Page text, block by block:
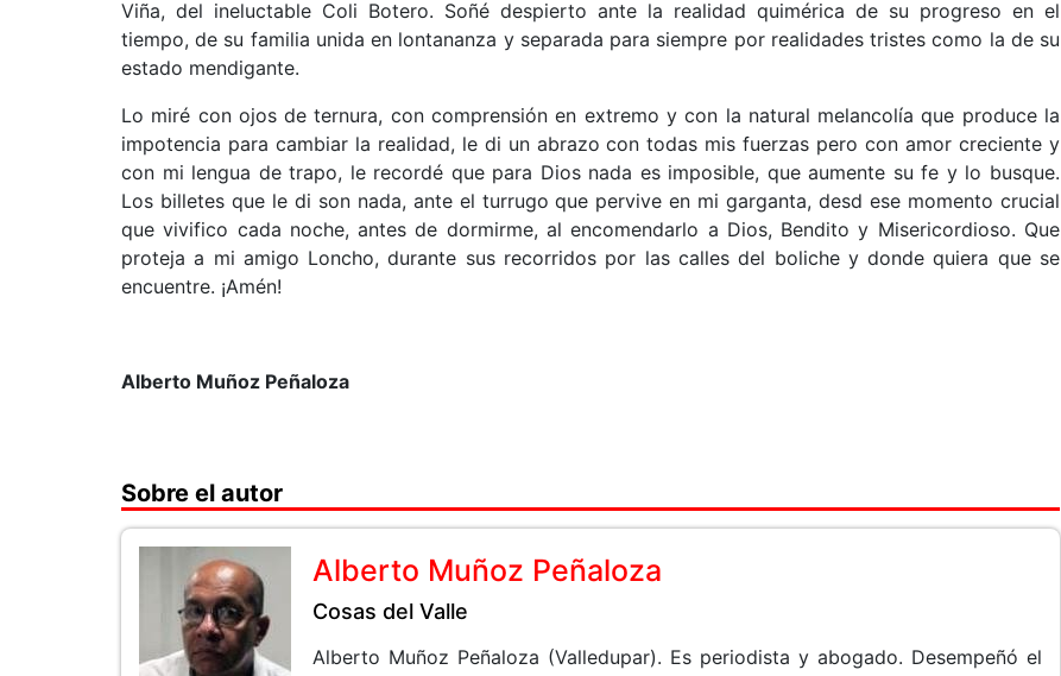
Viña, del ineluctable Coli Botero. Soñé despierto ante la realidad quimérica de su progreso en el
tiempo, de su familia unida en lontananza y separada para siempre por realidades tristes como la de su
estado mendigante.
Lo miré con ojos de ternura, con comprensión en extremo y con la natural melancolía que produce la
impotencia para cambiar la realidad, le di un abrazo con todas mis fuerzas pero con amor creciente y
con mi lengua de trapo, le recordé que para Dios nada es imposible, que aumente su fe y lo busque.
Los billetes que le di son nada, ante el turrugo que pervive en mi garganta, desd ese momento crucial
que vivifico cada noche, antes de dormirme, al encomendarlo a Dios, Bendito y Misericordioso. Que
proteja a mi amigo Loncho, durante sus recorridos por las calles del boliche y donde quiera que se
encuentre. ¡Amén!
Alberto Muñoz Peñaloza
Sobre el autor
Alberto Muñoz Peñaloza
Cosas del Valle
Alberto Muñoz Peñaloza (Valledupar). Es periodista y abogado. Desempeñó el